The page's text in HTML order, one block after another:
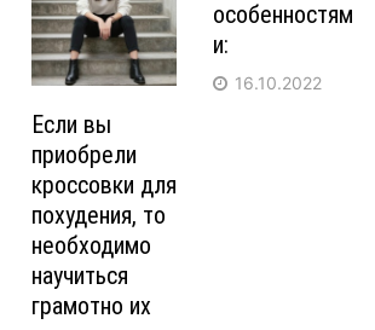
Если вы
приобрели
кроссовки для
похудения, то
необходимо
научиться
грамотно их
особенностям
и:
16.10.2022